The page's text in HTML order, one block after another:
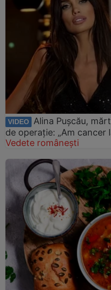
VIDEO Alina Pușcău,
de operație: „Am cancer
Vedete românești